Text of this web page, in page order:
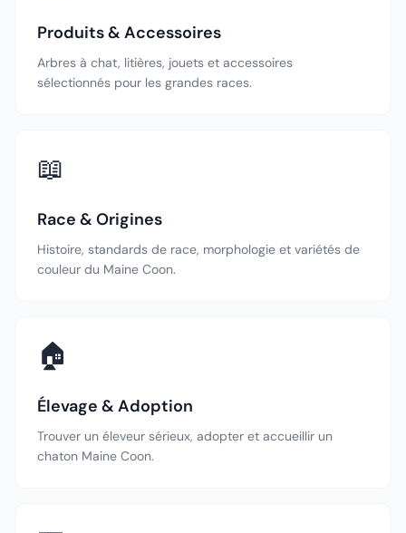
Produits & Accessoires
Arbres à chat, litières, jouets et accessoires
sélectionnés pour les grandes races.
📖
Race & Origines
Histoire, standards de race, morphologie et variétés de
couleur du Maine Coon.
🏠
Élevage & Adoption
Trouver un éleveur sérieux, adopter et accueillir un
chaton Maine Coon.